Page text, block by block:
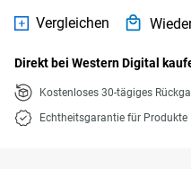
Vergleichen
Direkt bei Western Digital
Kostenloses 30-tägiges
Echtheitsgarantie für Produkte